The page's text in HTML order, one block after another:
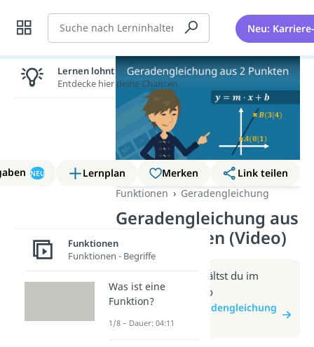
Suche Neu:
NEU Lernplan Merken
Link teilen
Funktionen
Geradengleichung
Geradengleichung aus
zwei Punkten (Video)
Weitere Infos erhältst du im
Beitrag zum Video
zum Beitrag: Geradengleichung
aus zwei Punkten
Lernen lohnt sich!
Entdecke hier deine Chancen.
Funktionen
Funktionen - Begriffe
Was ist eine
Funktion?
1/8 – Dauer: 04:11